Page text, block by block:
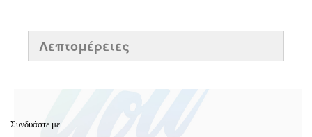
Λεπτομέρειες
Συνδυάστε με